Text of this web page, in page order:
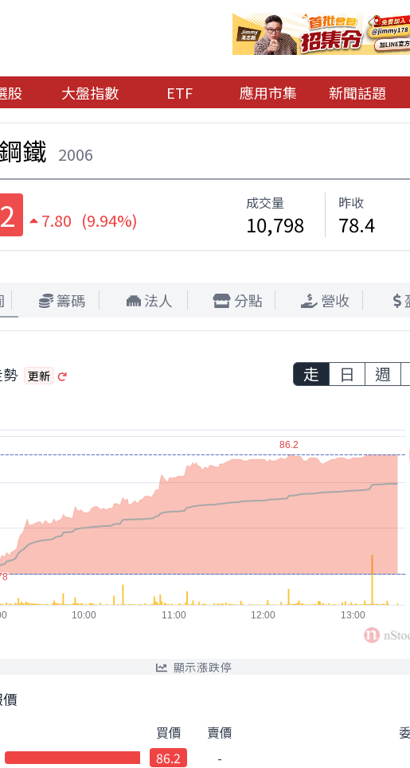
股 大盤指數 ETF 應用市集 新聞話題
鐵 2006
7.80 (9.94%)
成交量
10,798
昨收
78.4
籌碼 法人 分點 營收
更新 走 日 週
顯示漲跌停
買價
86.2
賣價
-